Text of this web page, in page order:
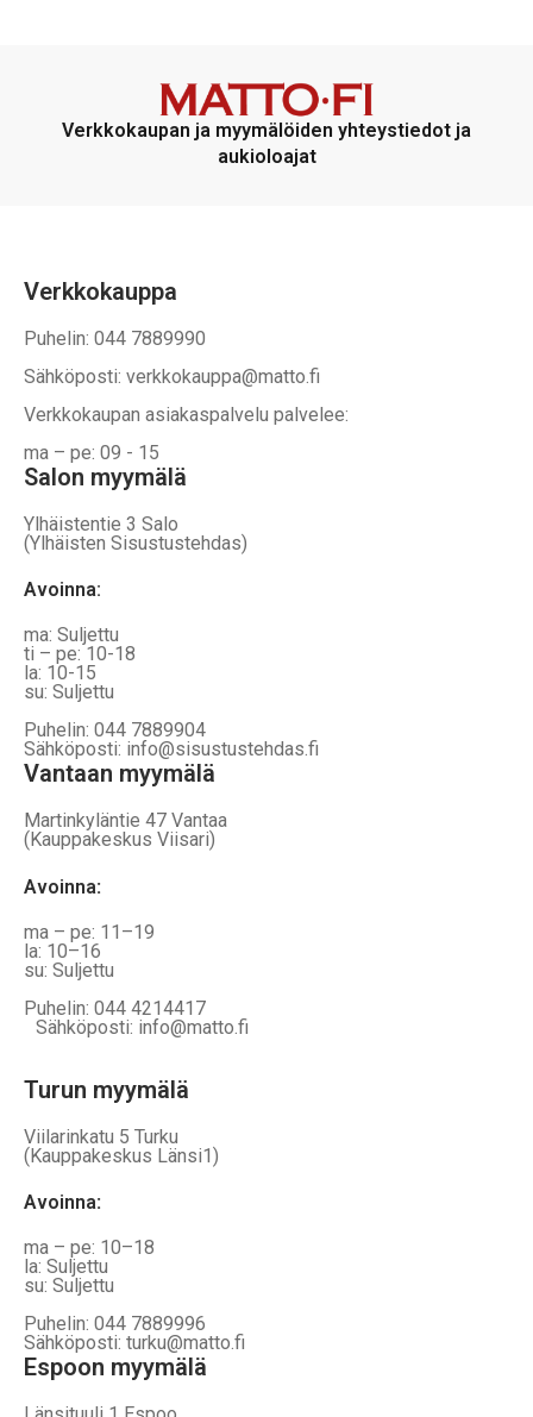
Verkkokaupan ja myymälöiden yhteystiedot ja
aukioloajat
Verkkokauppa
Puhelin: 044 7889990
Sähköposti: verkkokauppa@matto.fi
Verkkokaupan asiakaspalvelu palvelee:
ma – pe: 09 - 15
Salon myymälä
Ylhäistentie 3 Salo
(Ylhäisten Sisustustehdas)
Avoinna:
ma: Suljettu
ti – pe: 10-18
la: 10-15
su: Suljettu
Puhelin: 044 7889904
Sähköposti: info@sisustustehdas.fi
Vantaan myymälä
Martinkyläntie 47 Vantaa
(Kauppakeskus Viisari)
Avoinna:
ma – pe: 11–19
la: 10–16
su: Suljettu
Puhelin: 044 4214417
Sähköposti: info@matto.fi
Turun myymälä
Viilarinkatu 5 Turku
(Kauppakeskus Länsi1)
Avoinna:
ma – pe: 10–18
la: Suljettu
su: Suljettu
Puhelin: 044 7889996
Sähköposti: turku@matto.fi
Espoon myymälä